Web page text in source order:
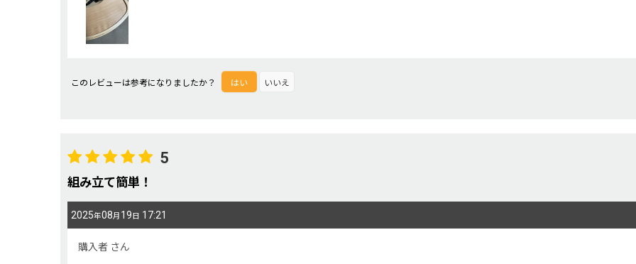
このレビューは参考になりましたか？ はい いいえ
5
組み立て簡単！
2025年08月 19 日 17:21
購入者 さん